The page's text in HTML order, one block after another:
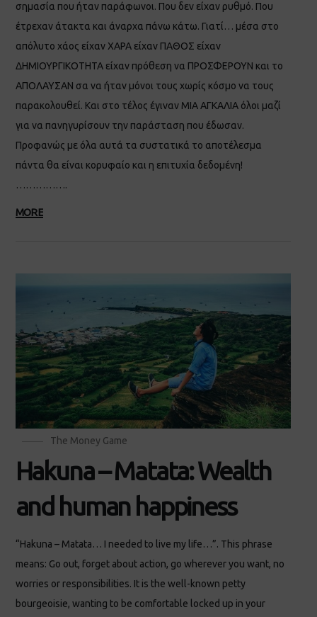
σημασία που ήταν παράφωνοι. Που δεν είχαν ρυθμό. Που
έτρεχαν άτακτα και άναρχα πάνω κάτω. Γιατί… μέσα στο
απόλυτο χάος είχαν ΧΑΡΑ είχαν ΠΑΘΟΣ είχαν
ΔΗΜΙΟΥΡΓΙΚΟΤΗΤΑ είχαν πρόθεση να ΠΡΟΣΦΕΡΟΥΝ και το
ΑΠΟΛΑΥΣΑΝ σα να ήταν μόνοι τους χωρίς κόσμο να τους
παρακολουθεί. Και στο τέλος έγιναν ΜΙΑ ΑΓΚΑΛΙΑ όλοι μαζί
για να πανηγυρίσουν την παράσταση που έδωσαν.
Προφανώς με όλα αυτά τα συστατικά το αποτέλεσμα
πάντα θα είναι κορυφαίο και η επιτυχία δεδομένη!
…………….
MORE
The Money Game
Hakuna – Matata: Wealth
and human happiness
“Hakuna – Matata… I needed to live my life…”​. This phrase
means: Go out, forget about action, go wherever you want, no
worries or responsibilities. It is the well-known petty
bourgeoisie, wanting to be comfortable locked up in your